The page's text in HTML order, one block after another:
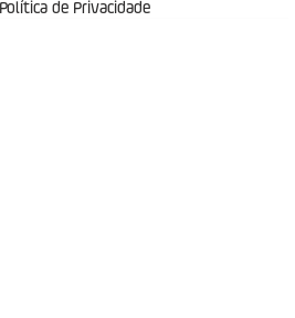
Política de Privacidade